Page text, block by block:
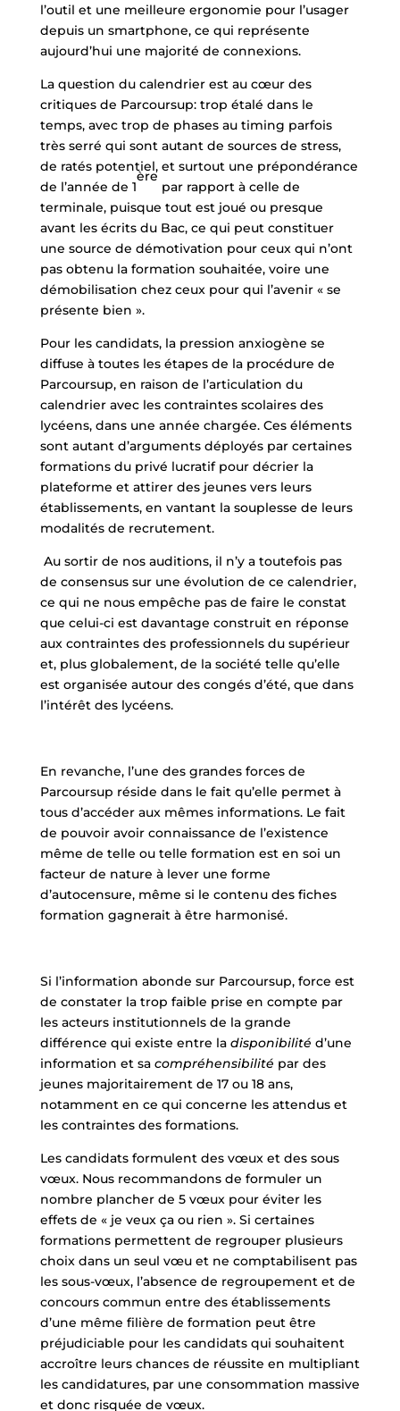
l’outil et une meilleure ergonomie pour l’usager
depuis un smartphone, ce qui représente
aujourd’hui une majorité de connexions.
La question du calendrier est au cœur des
critiques de Parcoursup: trop étalé dans le
temps, avec trop de phases au timing parfois
très serré qui sont autant de sources de stress,
de ratés potentiel, et surtout une prépondérance
de l’année de 1
ère
par rapport à celle de
terminale, puisque tout est joué ou presque
avant les écrits du Bac, ce qui peut constituer
une source de démotivation pour ceux qui n’ont
pas obtenu la formation souhaitée, voire une
démobilisation chez ceux pour qui l’avenir « se
présente bien ».
Pour les candidats, la pression anxiogène se
diffuse à toutes les étapes de la procédure de
Parcoursup, en raison de l’articulation du
calendrier avec les contraintes scolaires des
lycéens, dans une année chargée. Ces éléments
sont autant d’arguments déployés par certaines
formations du privé lucratif pour décrier la
plateforme et attirer des jeunes vers leurs
établissements, en vantant la souplesse de leurs
modalités de recrutement.
Au sortir de nos auditions, il n’y a toutefois pas
de consensus sur une évolution de ce calendrier,
ce qui ne nous empêche pas de faire le constat
que celui-ci est davantage construit en réponse
aux contraintes des professionnels du supérieur
et, plus globalement, de la société telle qu’elle
est organisée autour des congés d’été, que dans
l’intérêt des lycéens.
En revanche, l’une des grandes forces de
Parcoursup réside dans le fait qu’elle permet à
tous d’accéder aux mêmes informations. Le fait
de pouvoir avoir connaissance de l’existence
même de telle ou telle formation est en soi un
facteur de nature à lever une forme
d’autocensure, même si le contenu des fiches
formation gagnerait à être harmonisé.
Si l’information abonde sur Parcoursup, force est
de constater la trop faible prise en compte par
les acteurs institutionnels de la grande
différence qui existe entre la disponibilité d’une
information et sa compréhensibilité par des
jeunes majoritairement de 17 ou 18 ans,
notamment en ce qui concerne les attendus et
les contraintes des formations.
Les candidats formulent des vœux et des sous
vœux. Nous recommandons de formuler un
nombre plancher de 5 vœux pour éviter les
effets de « je veux ça ou rien ». Si certaines
formations permettent de regrouper plusieurs
choix dans un seul vœu et ne comptabilisent pas
les sous-vœux, l’absence de regroupement et de
concours commun entre des établissements
d’une même filière de formation peut être
préjudiciable pour les candidats qui souhaitent
accroître leurs chances de réussite en multipliant
les candidatures, par une consommation massive
et donc risquée de vœux.